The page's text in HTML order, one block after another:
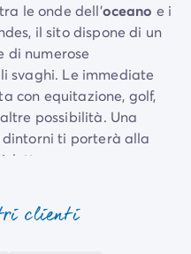
le onde dell’oceano e i
il sito dispone di un
di numerose
svaghi. Le immediate
con equitazione, golf,
possibilità. Una
ti porterà alla
offrendo
clienti